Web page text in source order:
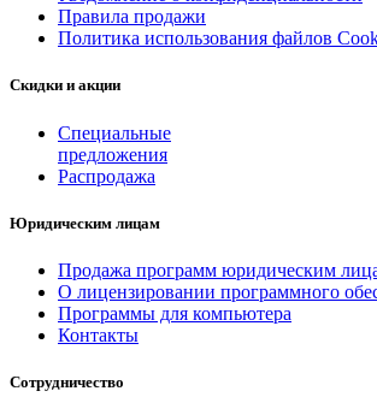
Правила продажи
Политика использования файлов
Скидки и акции
Специальные
предложения
Распродажа
Юридическим лицам
Продажа программ юридическим
О лицензировании программного
Программы для компьютера
Контакты
Сотрудничество